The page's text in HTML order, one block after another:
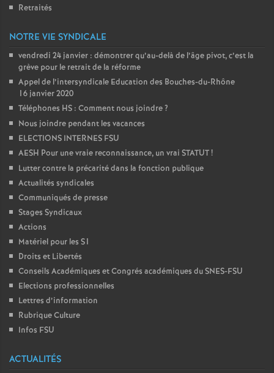
Retraités
NOTRE VIE SYNDICALE
vendredi 24 janvier : démontrer qu’au-delà de l’âge pivot, c’est la
grève pour le retrait de la réforme
Appel de l’intersyndicale Education des Bouches-du-Rhône
16 janvier 2020
Téléphones HS : Comment nous joindre?
Nous joindre pendant les vacances
ELECTIONS INTERNES FSU
AESH Pour une vraie reconnaissance, un vrai STATUT!
Lutter contre la précarité dans la fonction publique
Actualités syndicales
Communiqués de presse
Stages Syndicaux
Actions
Matériel pour les S1
Droits et Libertés
Conseils Académiques et Congrés académiques du SNES-FSU
Elections professionnelles
Lettres d’information
Rubrique Culture
Infos FSU
ACTUALITÉS